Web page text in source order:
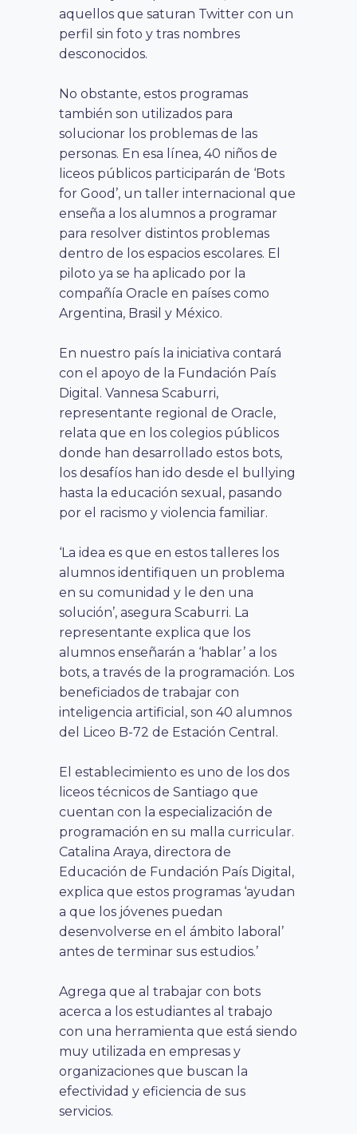
aquellos que saturan Twitter con un
perfil sin foto y tras nombres
desconocidos.
No obstante, estos programas
también son utilizados para
solucionar los problemas de las
personas. En esa línea, 40 niños de
liceos públicos participarán de ‘Bots
for Good’, un taller internacional que
enseña a los alumnos a programar
para resolver distintos problemas
dentro de los espacios escolares. El
piloto ya se ha aplicado por la
compañía Oracle en países como
Argentina, Brasil y México.
En nuestro país la iniciativa contará
con el apoyo de la Fundación País
Digital. Vannesa Scaburri,
representante regional de Oracle,
relata que en los colegios públicos
donde han desarrollado estos bots,
los desafíos han ido desde el bullying
hasta la educación sexual, pasando
por el racismo y violencia familiar.
‘La idea es que en estos talleres los
alumnos identifiquen un problema
en su comunidad y le den una
solución’, asegura Scaburri. La
representante explica que los
alumnos enseñarán a ‘hablar’ a los
bots, a través de la programación. Los
beneficiados de trabajar con
inteligencia artificial, son 40 alumnos
del Liceo B-72 de Estación Central.
El establecimiento es uno de los dos
liceos técnicos de Santiago que
cuentan con la especialización de
programación en su malla curricular.
Catalina Araya, directora de
Educación de Fundación País Digital,
explica que estos programas ‘ayudan
a que los jóvenes puedan
desenvolverse en el ámbito laboral’
antes de terminar sus estudios.’
Agrega que al trabajar con bots
acerca a los estudiantes al trabajo
con una herramienta que está siendo
muy utilizada en empresas y
organizaciones que buscan la
efectividad y eficiencia de sus
servicios.